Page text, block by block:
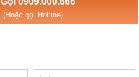
(Hoặc gọi Hotline)